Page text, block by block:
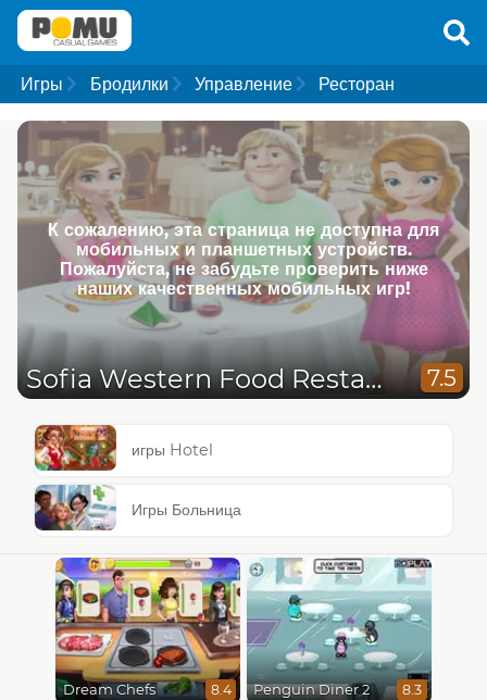
Игры Бродилки Управление Ресторан
К сожалению, эта страница не доступна для
мобильных и планшетных устройств.
Пожалуйста, не забудьте проверить ниже
наших качественных мобильных игр!
Sofia Western Food Restaurant 7.5
игры Hotel
Игры Больница
Dream Chefs 8.4 Penguin Diner 2 8.3